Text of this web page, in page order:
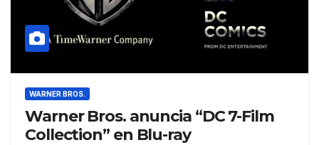
WARNER BROS.
Warner Bros. anuncia “DC 7-Film
Collection” en Blu-ray